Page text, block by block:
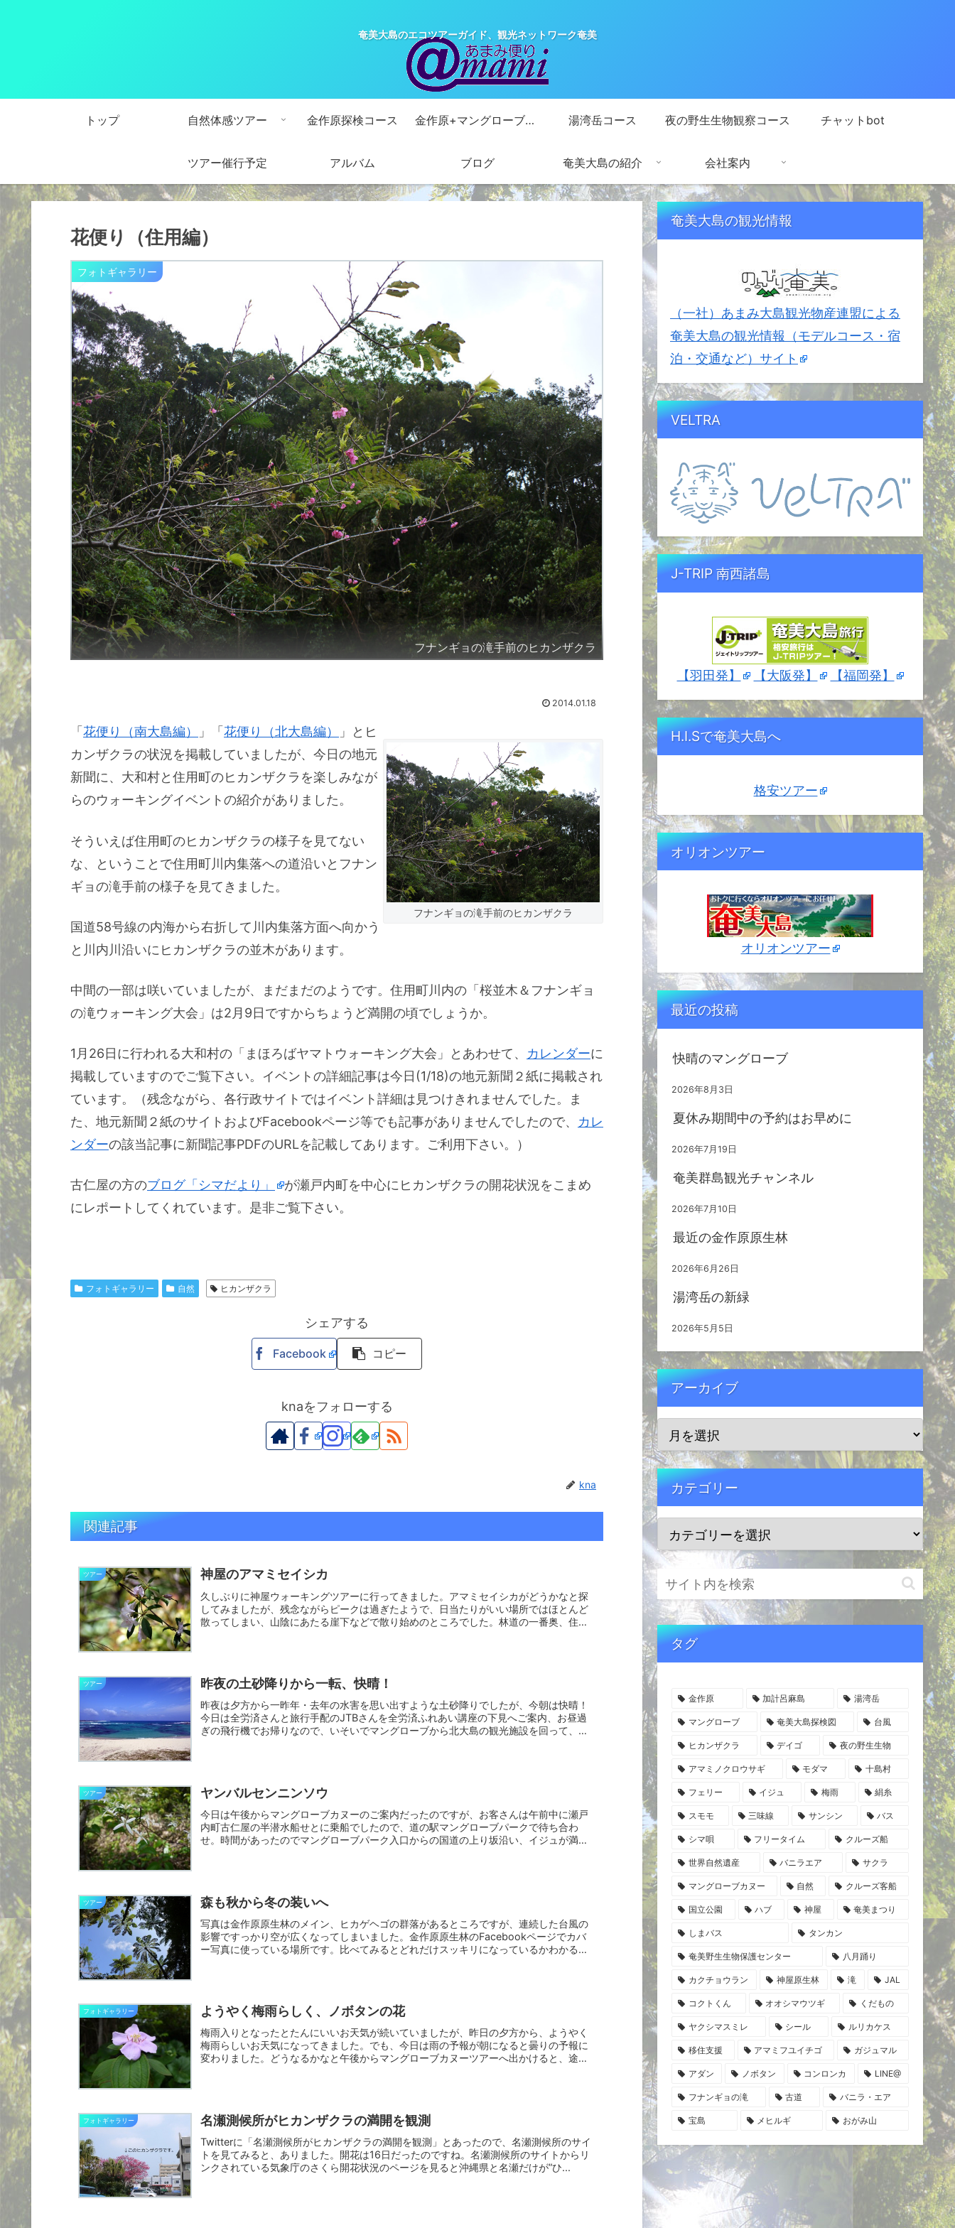
奄美大島のエコツアーガイド、観光ネットワーク奄美
トップ 自然体感ツアー 金作原探検コース 金作原+マングローブカヌーコース 湯湾岳コース 夜の野生生物観察コース チャットbot
ツアー催行予定 アルバム ブログ 奄美大島の紹介 会社案内
花便り（住用編）
フォトギャラリー
フナンギョの滝手前のヒカンザクラ
2014.01.18
フナンギョの滝手前のヒカンザクラ
「 花便り（南大島編） 」「 花便り（北大島編）
」とヒ
カンザクラの状況を掲載していましたが、今日の地元
新聞に、大和村と住用町のヒカンザクラを楽しみなが
らのウォーキングイベントの紹介がありました。
そういえば住用町のヒカンザクラの様子を見てない
な、ということで住用町川内集落への道沿いとフナン
ギョの滝手前の様子を見てきました。
国道58号線の内海から右折して川内集落方面へ向かう
と川内川沿いにヒカンザクラの並木があります。
中間の一部は咲いていましたが、まだまだのようです。住用町川内の「桜並木＆フナンギョ
の滝ウォーキング大会」は2月9日ですからちょうど満開の頃でしょうか。
1月26日に行われる大和村の「まほろばヤマトウォーキング大会」とあわせて、 カレンダーに
掲載していますのでご覧下さい。イベントの詳細記事は今日(1/18)の地元新聞２紙に掲載され
ています。（残念ながら、各行政サイトではイベント詳細は見つけきれませんでした。ま
た、地元新聞２紙のサイトおよびFacebookページ等でも記事がありませんでしたので、 カレ
ンダーの該当記事に新聞記事PDFのURLを記載してあります。ご利用下さい。）
古仁屋の方のブログ「シマだより」
が瀬戸内町を中心にヒカンザクラの開花状況をこまめ
にレポートしてくれています。是非ご覧下さい。
フォトギャラリー 自然 ヒカンザクラ
シェアする
Facebook コピー
knaをフォローする
kna
関連記事
ツアー 神屋のアマミセイシカ
久しぶりに神屋ウォーキングツアーに行ってきました。アマミセイシカがどうかなと探
してみましたが、残念ながらピークは過ぎたようで、日当たりがいい場所ではほとんど
散ってしまい、山陰にあたる崖下などで散り始めのところでした。林道の一番奥、住用
ツアー 昨夜の土砂降りから一転、快晴！
昨夜は夕方から一昨年・去年の水害を思い出すような土砂降りでしたが、今朝は快晴！
今日は全労済さんと旅行手配のJTBさんを全労済ふれあい講座の下見へご案内、お昼過
ぎの飛行機でお帰りなので、いそいでマングローブから北大島の観光施設を回って、少
ツアー ヤンバルセンニンソウ
今日は午後からマングローブカヌーのご案内だったのですが、お客さんは午前中に瀬戸
内町古仁屋の半潜水船せとに乗船でしたので、道の駅マングローブパークで待ち合わ
せ。時間があったのでマングローブパーク入口からの国道の上り坂沿い、イジュが満開
ツアー 森も秋から冬の装いへ
写真は金作原原生林のメイン、ヒカゲヘゴの群落があるところですが、連続した台風の
影響ですっかり空が広くなってしまいました。金作原原生林のFacebookページでカバ
ー写真に使っている場所です。比べてみるとどれだけスッキリになっているかわかる
フォトギャラリー ようやく梅雨らしく、ノボタンの花
梅雨入りとなったとたんにいいお天気が続いていましたが、昨日の夕方から、ようやく
梅雨らしいお天気になってきました。でも、今日は雨の予報が朝になると曇りの予報に
変わりました。どうなるかなと午後からマングローブカヌーツアーへ出かけると、途中
フォトギャラリー 名瀬測候所がヒカンザクラの満開を観測
Twitterに「名瀬測候所がヒカンザクラの満開を観測」とあったので、名瀬測候所のサイ
トを見てみると、ありました。開花は16日だったのですね。名瀬測候所のサイトからリ
ンクされている気象庁のさくら開花状況のページを見ると沖縄県と名瀬だけが”ひ...
奄美大島の観光情報
（一社）あまみ大島観光物産連盟による
奄美大島の観光情報（モデルコース・宿
泊・交通など）サイト
VELTRA
J-TRIP 南西諸島
【羽田発】 【大阪発】 【福岡発】
H.I.Sで奄美大島へ
格安ツアー
オリオンツアー
オリオンツアー
最近の投稿
快晴のマングローブ
2026年8月3日
夏休み期間中の予約はお早めに
2026年7月19日
奄美群島観光チャンネル
2026年7月10日
最近の金作原原生林
2026年6月26日
湯湾岳の新緑
2026年5月5日
アーカイブ
カテゴリー
タグ
金作原 加計呂麻島 湯湾岳
マングローブ 奄美大島探検図 台風
ヒカンザクラ デイゴ 夜の野生生物
アマミノクロウサギ モダマ 十島村
フェリー イジュ 梅雨 絹糸
スモモ 三味線 サンシン バス
シマ唄 フリータイム クルーズ船
世界自然遺産 バニラエア サクラ
マングローブカヌー 自然 クルーズ客船
国立公園 ハブ 神屋 奄美まつり
しまバス タンカン
奄美野生生物保護センター 八月踊り
カクチョウラン 神屋原生林 滝 JAL
コクトくん オオシマウツギ くだもの
ヤクシマスミレ シール ルリカケス
移住支援 アマミフユイチゴ ガジュマル
アダン ノボタン コンロンカ LINE@
フナンギョの滝 古道 バニラ・エア
宝島 メヒルギ おがみ山